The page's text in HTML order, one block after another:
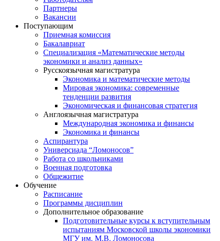
Партнеры
Вакансии
Поступающим
Приемная комиссия
Бакалавриат
Специализация «Математические методы
экономики и анализ данных»
Русскоязычная магистратура
Экономика и математические методы
Мировая экономика: современные
тенденции развития
Экономическая и финансовая стратегия
Англоязычная магистратура
Международная экономика и финансы
Экономика и финансы
Аспирантура
Универсиада “Ломоносов”
Работа со школьниками
Военная подготовка
Общежитие
Обучение
Расписание
Программы дисциплин
Дополнительное образование
Подготовительные курсы к вступительным
испытаниям Московской школы экономики
МГУ им. М.В. Ломоносова